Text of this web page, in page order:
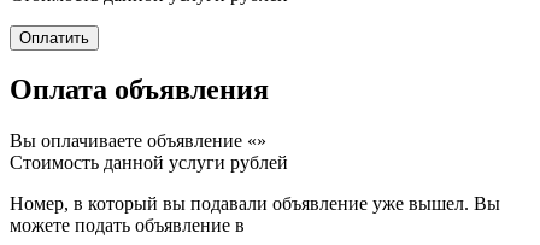
Оплата объявления
Вы оплачиваете объявление «»
Стоимость данной услуги рублей
Номер, в который вы подавали объявление уже вышел. Вы
можете подать объявление в